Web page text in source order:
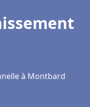
à Montbard